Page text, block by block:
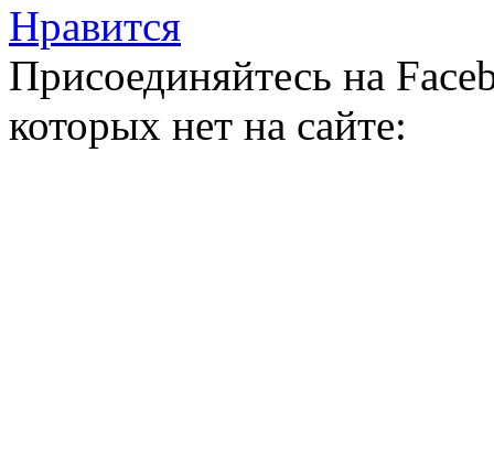
Нравится
Присоединяйтесь на
которых нет на сайте: